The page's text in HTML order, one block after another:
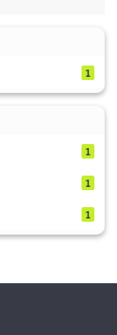
1
1
1
1